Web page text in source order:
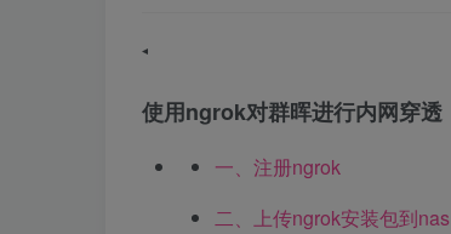
使用ngrok对群晖进行内网穿透
一、注册ngrok
二、上传ngrok安装包到nas